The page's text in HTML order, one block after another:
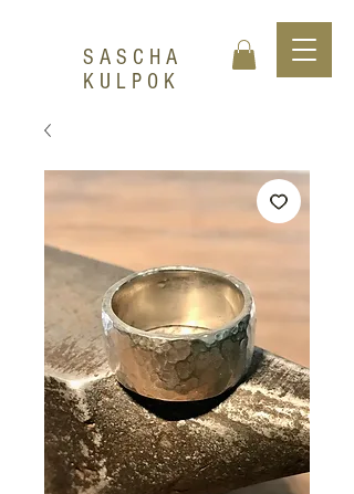
SASCHA
KULPOK